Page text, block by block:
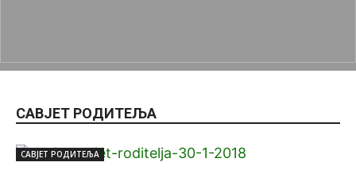
САВЈЕТ РОДИТЕЉА
САВЈЕТ РОДИТЕЉА